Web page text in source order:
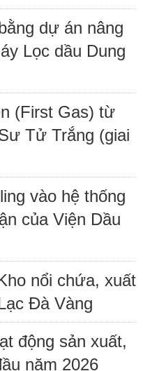
dự án nâng
Lọc dầu Dung
(First Gas) từ
Tử Trắng (giai
vào hệ thống
của Viện Dầu
nổi chứa, xuất
Đà Vàng
động sản xuất,
năm 2026